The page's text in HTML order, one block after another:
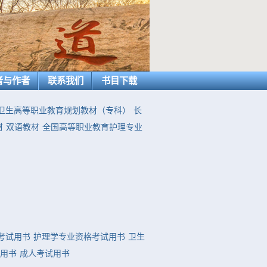
与作者 联系我们 书目下载
生高等职业教育规划教材（专科）
长
双语教材 全国高等职业教育护理专业
试用书 护理学专业资格考试用书 卫生
书 成人考试用书